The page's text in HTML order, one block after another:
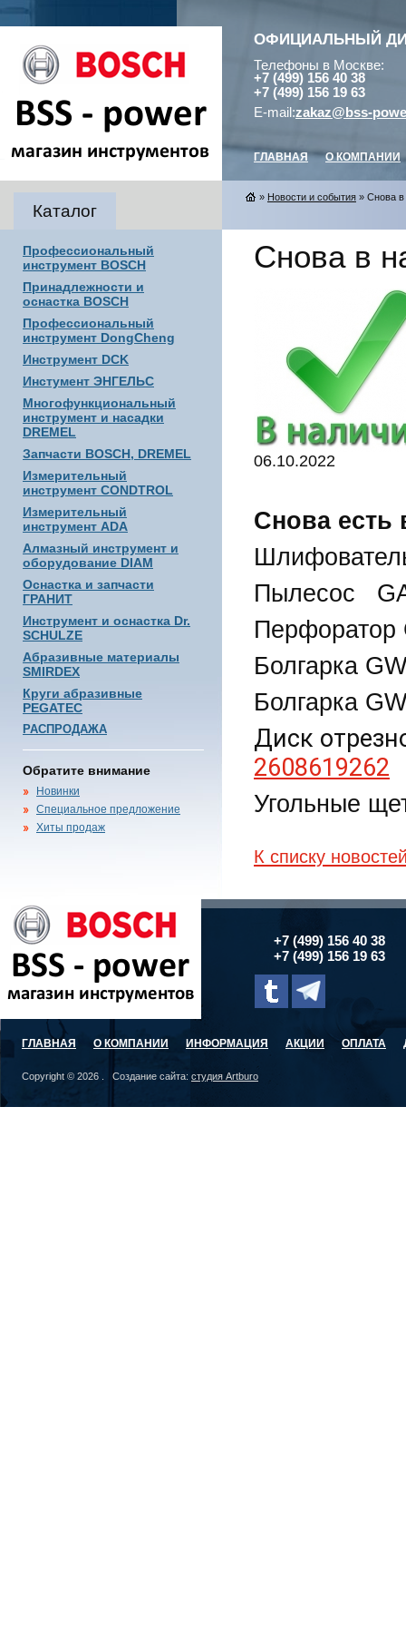
ОФИЦИАЛЬНЫЙ
Телефоны в Москве:
+7 (499) 156 40 38
+7 (499) 156 19 63
E-mail:zakaz@bss-
ГЛАВНАЯ О КОМПАНИИ
Каталог
Профессиональный
инструмент BOSCH
Принадлежности и
оснастка BOSCH
Профессиональный
инструмент DongCheng
Инструмент DCK
Инстумент ЭНГЕЛЬС
Многофункциональный
инструмент и насадки
DREMEL
Запчасти BOSCH, DREMEL
Измерительный
инструмент CONDTROL
Измерительный
инструмент ADA
Алмазный инструмент и
оборудование DIAM
Оснастка и запчасти
ГРАНИТ
Инструмент и оснастка Dr.
SCHULZE
Абразивные материалы
SMIRDEX
Круги абразивные
PEGATEC
РАСПРОДАЖА
Обратите внимание
Новинки
Специальное предложение
Хиты продаж
» Новости и события » Снова в
Снова в
06.10.2022
Снова есть
Пылесос
Болгарка
Болгарка
2608619262
Угольные
К списку
+7 (499) 156 40 38
+7 (499) 156 19 63
ГЛАВНАЯ О КОМПАНИИ ИНФОРМАЦИЯ АКЦИИ ОПЛАТА
Copyright © 2026 . Создание сайта: студия Artburo